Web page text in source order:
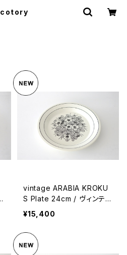
cotory
vintage ARABIA KROKU
S Plate 24cm / ヴィンテー
ジ アラビア クロッカス 24
cmプレート
¥15,400